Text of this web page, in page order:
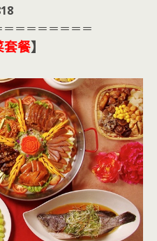
＝＝＝＝＝＝＝
套餐】